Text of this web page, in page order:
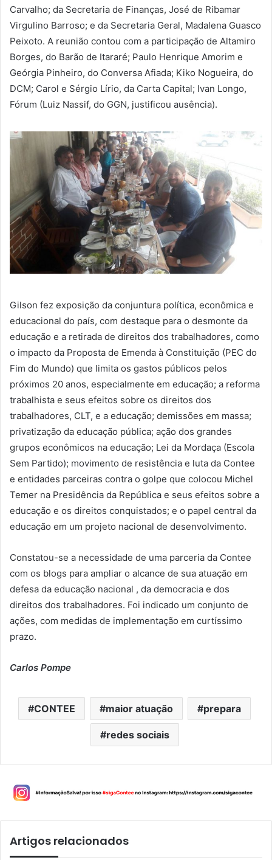
Carvalho; da Secretaria de Finanças, José de Ribamar
Virgulino Barroso; e da Secretaria Geral, Madalena Guasco
Peixoto. A reunião contou com a participação de Altamiro
Borges, do Barão de Itararé; Paulo Henrique Amorim e
Geórgia Pinheiro, do Conversa Afiada; Kiko Nogueira, do
DCM; Carol e Sérgio Lírio, da Carta Capital; Ivan Longo,
Fórum (Luiz Nassif, do GGN, justificou ausência).
Gilson fez exposição da conjuntura política, econômica e
educacional do país, com destaque para o desmonte da
educação e a retirada de direitos dos trabalhadores, como
o impacto da Proposta de Emenda à Constituição (PEC do
Fim do Mundo) que limita os gastos públicos pelos
próximos 20 anos, especialmente em educação; a reforma
trabalhista e seus efeitos sobre os direitos dos
trabalhadores, CLT, e a educação; demissões em massa;
privatização da educação pública; ação dos grandes
grupos econômicos na educação; Lei da Mordaça (Escola
Sem Partido); movimento de resistência e luta da Contee
e entidades parceiras contra o golpe que colocou Michel
Temer na Presidência da República e seus efeitos sobre a
educação e os direitos conquistados; e o papel central da
educação em um projeto nacional de desenvolvimento.
Constatou-se a necessidade de uma parceria da Contee
com os blogs para ampliar o alcance de sua atuação em
defesa da educação nacional , da democracia e dos
direitos dos trabalhadores. Foi indicado um conjunto de
ações, com medidas de implementação em curtíssimo
prazo.
Carlos Pompe
CONTEE maior atuação prepara
redes sociais
Artigos relacionados